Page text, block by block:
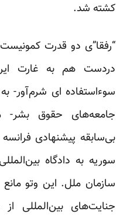
کشته شد.
“رفقا”ی دو قدرت
دردست هم به غارت
سوءاستفاده ای شرم‌آور-
جامعه‌های حقوق بشر-
بی‌سابقه پیشنهادی فرانسه
سوریه به دادگاه
سازمان ملل. این وتو
جنایت‌های بین‌المللی